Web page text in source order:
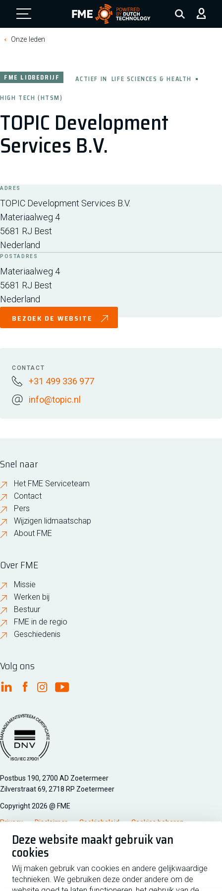
Deze website maakt gebruik van
cookies
Wij maken gebruik van cookies en andere gelijkwaardige
technieken. We gebruiken deze onder andere om de
FME Logo, to the homepage
Onze leden
TOPIC Development
Services B.V.
FME LIDBEDRIJF ACTIEF IN LIFE SCIENCES & HEALTH
HIGH TECH (HTSM)
ADRES
TOPIC Development Services B.V.
Materiaalweg 4
5681 RJ Best
Nederland
POSTADRES
Materiaalweg 4
5681 RJ Best
Nederland
BEZOEK DE WEBSITE
CONTACT
+31 499 336 977
info@topic.nl
Snel naar
Het FME Serviceteam
Contact
Pers
Wijzigen lidmaatschap
About FME
Over FME
Missie
Werken bij
Bestuur
FME in de regio
Geschiedenis
Volg ons
FME Linkedin
FME Facebook
FME Instagram
FME Youtube
Managementsyteem certificatie DNV iso/iec 27001
Postbus 190, 2700 AD Zoetermeer
Zilverstraat 69, 2718 RP Zoetermeer
Copyright 2026 @ FME
Privacy Disclaimer Cookiebeleid Cookies beheren
Schrijf je in voor de nieuwsbrief
Voornaam